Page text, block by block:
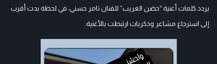
يردد كلمات أغنية “حضن الغريب” للفنان تامر حسني، في لحظة بدت أقرب
إلى استرجاع مشاعر وذكريات ارتبطت بالأغنية.